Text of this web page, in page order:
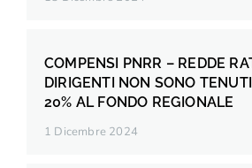
COMPENSI PNRR – REDDE
DIRIGENTI NON SONO
20% AL FONDO REGIONALE
1 Dicembre 2024